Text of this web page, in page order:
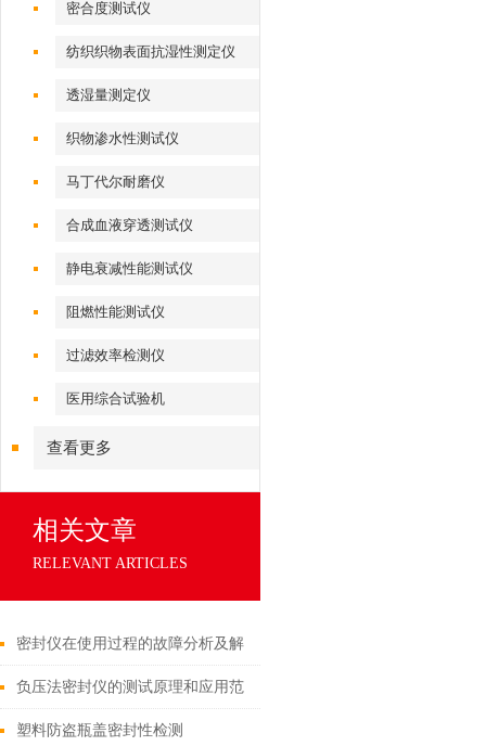
密合度测试仪
纺织织物表面抗湿性测定仪
透湿量测定仪
织物渗水性测试仪
马丁代尔耐磨仪
合成血液穿透测试仪
静电衰减性能测试仪
阻燃性能测试仪
过滤效率检测仪
医用综合试验机
查看更多
相关文章
RELEVANT ARTICLES
密封仪在使用过程的故障分析及解
决方法
负压法密封仪的测试原理和应用范
围
塑料防盗瓶盖密封性检测